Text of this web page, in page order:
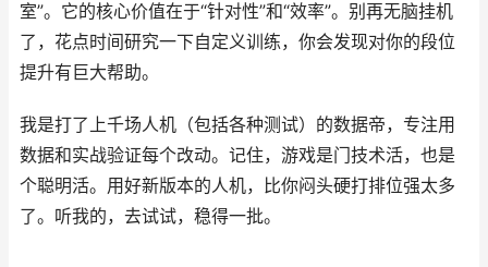
室”。它的核心价值在于“针对性”和“效率”。别再无脑挂机
了，花点时间研究一下自定义训练，你会发现对你的段位
提升有巨大帮助。
我是打了上千场人机（包括各种测试）的数据帝，专注用
数据和实战验证每个改动。记住，游戏是门技术活，也是
个聪明活。用好新版本的人机，比你闷头硬打排位强太多
了。听我的，去试试，稳得一批。